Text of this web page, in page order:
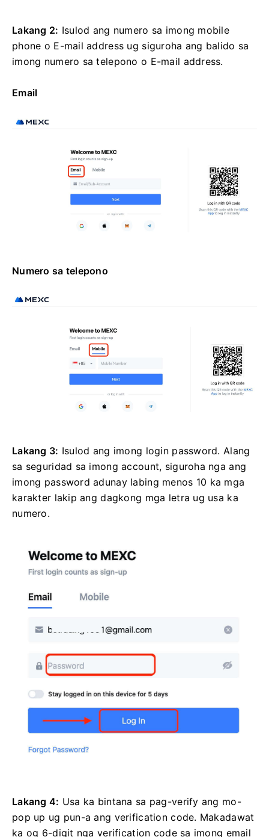
Lakang 2: Isulod ang numero sa imong mobile
phone o E-mail address ug siguroha ang balido sa
imong numero sa telepono o E-mail address.
Email
Numero sa telepono
Lakang 3: Isulod ang imong login password. Alang
sa seguridad sa imong account, siguroha nga ang
imong password adunay labing menos 10 ka mga
karakter lakip ang dagkong mga letra ug usa ka
numero.
Lakang 4: Usa ka bintana sa pag-verify ang mo-
pop up ug pun-a ang verification code. Makadawat
ka og 6-digit nga verification code sa imong email